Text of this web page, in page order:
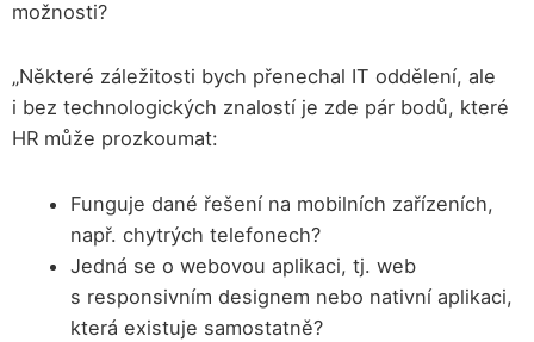
možnosti?
„Některé záležitosti bych přenechal IT oddělení, ale
i bez technologických znalostí je zde pár bodů, které
HR může prozkoumat:
Funguje dané řešení na mobilních zařízeních,
např. chytrých telefonech?
Jedná se o webovou aplikaci, tj. web
s responsivním designem nebo nativní aplikaci,
která existuje samostatně?